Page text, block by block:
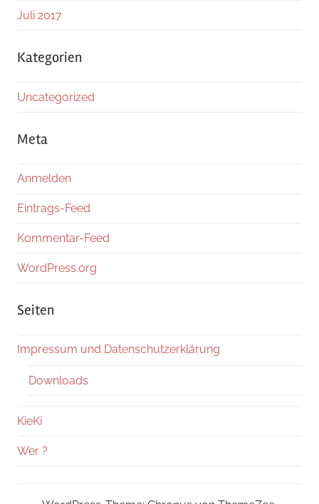
Juli 2017
Kategorien
Uncategorized
Meta
Anmelden
Eintrags-Feed
Kommentar-Feed
WordPress.org
Seiten
Impressum und Datenschutzerklärung
Downloads
KieKi
Wer ?